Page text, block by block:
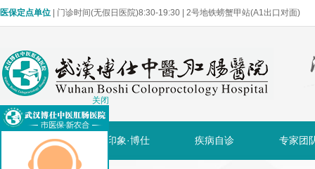
医保定点单位 | 门诊时间(无假日医院)8:30-19:30 | 2号地铁螃蟹甲站(A1出口对面)
网站首页 印象·博仕 疾病自诊 专家团
关闭